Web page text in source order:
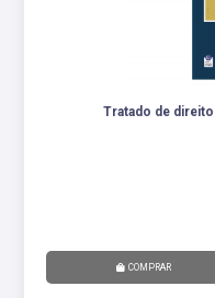
Tratado de
COMPRAR